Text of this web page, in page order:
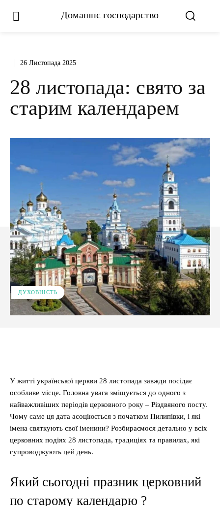
Домашнє господарство
26 Листопада 2025
28 листопада: свято за
старим календарем
ДУХОВНІСТЬ
У житті української церкви 28 листопада завжди посідає
особливе місце. Головна увага зміщується до одного з
найважливіших періодів церковного року – Різдвяного посту.
Чому саме ця дата асоціюється з початком Пилипівки, і які
імена святкують свої іменини? Розбираємося детально у всіх
церковних подіях 28 листопада, традиціях та правилах, які
супроводжують цей день.
Який сьогодні празник церковний
по старому календарю ?